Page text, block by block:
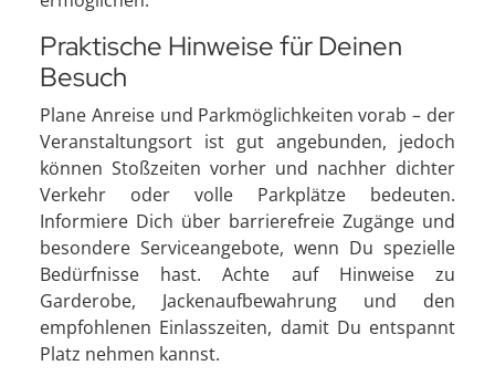
Praktische Hinweise für Deinen
Besuch
Plane Anreise und Parkmöglichkeiten vorab – der
Veranstaltungsort ist gut angebunden, jedoch
können Stoßzeiten vorher und nachher dichter
Verkehr oder volle Parkplätze bedeuten.
Informiere Dich über barrierefreie Zugänge und
besondere Serviceangebote, wenn Du spezielle
Bedürfnisse hast. Achte auf Hinweise zu
Garderobe, Jackenaufbewahrung und den
empfohlenen Einlasszeiten, damit Du entspannt
Platz nehmen kannst.